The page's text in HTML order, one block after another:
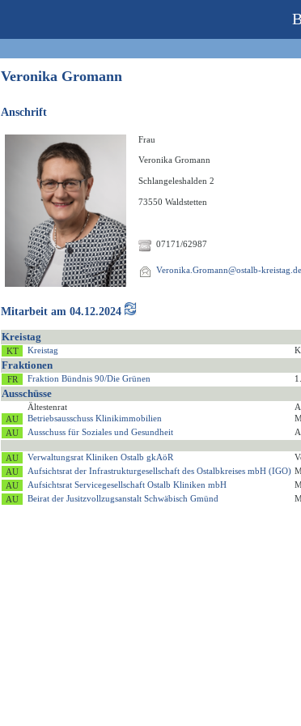
Veronika Gromann
Anschrift
Frau
Veronika Gromann
Schlangeleshalden 2
73550 Waldstetten
07171/62987
Veronika.Gromann@ostalb-kreistag.de
Mitarbeit am 04.12.2024
Kreistag
Kreistag
Fraktionen
Fraktion Bündnis 90/Die Grünen
Ausschüsse
Ältestenrat
Betriebsausschuss Klinikimmobilien
Ausschuss für Soziales und Gesundheit
Verwaltungsrat Kliniken Ostalb gkAöR
Aufsichtsrat der Infrastrukturgesellschaft des Ostalbkreises mbH (IGO)
Aufsichtsrat Servicegesellschaft Ostalb Kliniken mbH
Beirat der Jusitzvollzugsanstalt Schwäbisch Gmünd